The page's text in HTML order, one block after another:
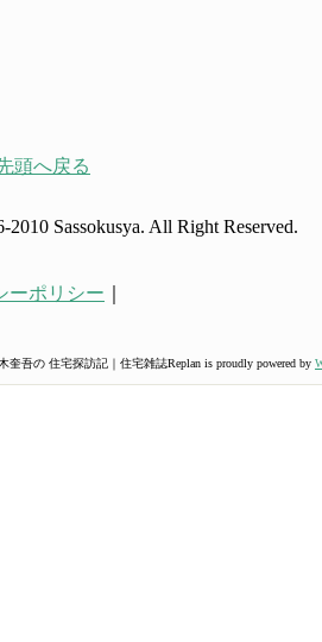
頭へ戻る
Sassokusya. All Right Reserved.
ーポリシー
奎吾の 住宅探訪記｜住宅雑誌Replan is proudly powered by